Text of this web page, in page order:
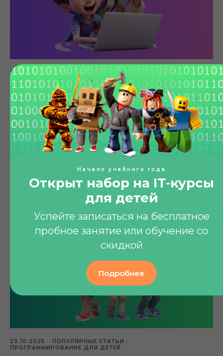
24.10.2025
ПОПУЛЯРНЫЕ СТАТЬИ
ПРОГРАММИРОВАНИЕ ДЛЯ ДЕТЕЙ
ГРАФИЧЕСКИЙ ДИЗАЙН ДЛЯ ДЕТЕЙ
Программирование или цифровое
творчество: как помочь школьнику сделать
выбор?
В этой статье мы расскажем о курсах программирования и
цифрового творчества для детей. Вы узнаете, как понять, что
больше подходит ребенку, какие направления существуют для
23.10.2025
ПОПУЛЯРНЫЕ СТАТЬИ
ПРОГРАММИРОВАНИЕ ДЛЯ ДЕТЕЙ
Начало учебного года
Открыт набор на IT-курсы
для детей
Успейте записаться на бесплатное
пробное занятие или обучение со
скидкой
Подробнее